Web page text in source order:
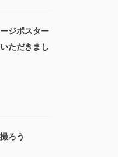
ジポスター
ただきまし
ろう